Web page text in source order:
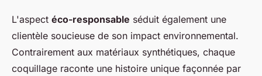
L'aspect éco-responsable séduit également une
clientèle soucieuse de son impact environnemental.
Contrairement aux matériaux synthétiques, chaque
coquillage raconte une histoire unique façonnée par